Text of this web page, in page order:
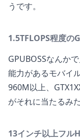
うです。
1.5TFLOPS程度の
GPUBOSSなんか
能力があるモバイ
960M以上、
がそれに当たるみ
13インチ以上フル